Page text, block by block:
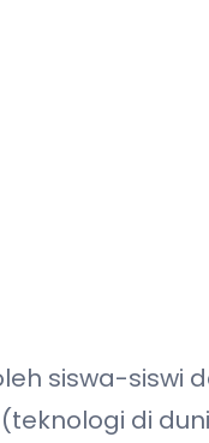
siswa-siswi
di